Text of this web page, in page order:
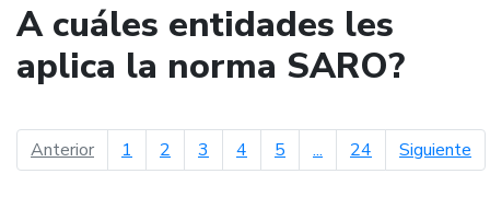
A cuáles entidades les
aplica la norma SARO?
Anteriorpágina anterior
1 2 3 4 5 ... 24 Siguiente